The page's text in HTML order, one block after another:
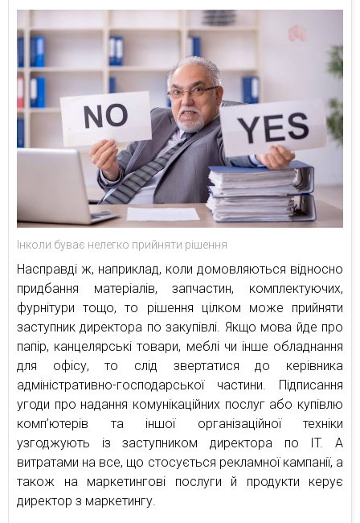
Інколи буває нелегко прийняти рішення
Насправді ж, наприклад, коли домовляються відносно
придбання матеріалів, запчастин, комплектуючих,
фурнітури тощо, то рішення цілком може прийняти
заступник директора по закупівлі. Якщо мова йде про
папір, канцелярські товари, меблі чи інше обладнання
для офісу, то слід звертатися до керівника
адміністративно-господарської частини. Підписання
угоди про надання комунікаційних послуг або купівлю
комп’ютерів та іншої організаційної техніки
узгоджують із заступником директора по IT. А
витратами на все, що стосується рекламної кампанії, а
також на маркетингові послуги й продукти керує
директор з маркетингу.